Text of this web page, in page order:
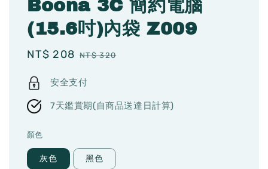
Boona 3C 簡約電腦
(15.6吋)內袋 Z009
Sale
NT$ 208 Regular
NT$ 320
安全支付
7天鑑賞期(自商品送達日計算)
顏色
灰色 黑色